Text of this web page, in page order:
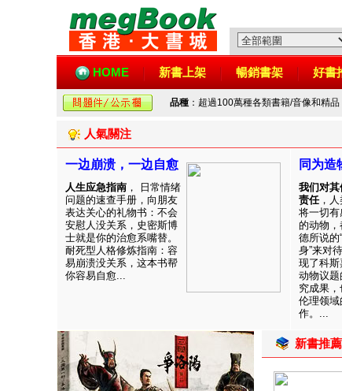
HOME 新書上架 暢銷書架 好書
品種 ：超過100萬種各類書籍/音像和精
人氣關注
一边崩溃，一边自愈
人生应急指南 ， 日常情绪
问题的速查手册，向朋友
表达关心的礼物书：不会
安慰人没关系，史密斯博
士就是你的治愈系嘴替。
耐死型人格修炼指南：容
易崩溃没关系，这本书帮
你容易自愈...
同为造
我们对
责任，人
将一切有
的动物
德所说的
身”来对
现了科
动物议
究成果
伦理领
作。...
新書推薦